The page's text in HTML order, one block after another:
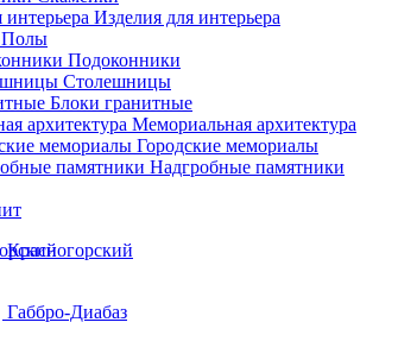
Изделия для интерьера
Полы
Подоконники
Столешницы
Блоки гранитные
Мемориальная архитектура
Городские мемориалы
Надгробные памятники
Красногорский
Габбро-Диабаз